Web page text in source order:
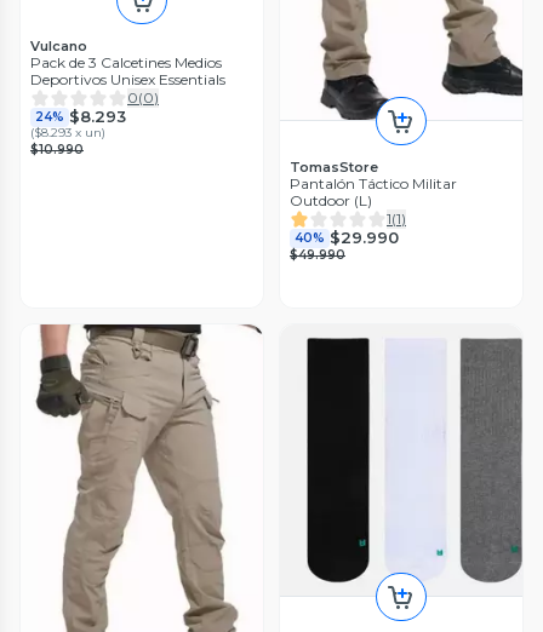
Vulcano
Pack de 3 Calcetines Medios
Deportivos Unisex Essentials
0(0)
24% $8.293
($8.293 x un)
$10.990
TomasStore
Pantalón Táctico Militar
Outdoor (L)
1(1)
40% $29.990
$49.990